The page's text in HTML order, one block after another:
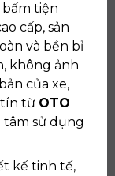
tiện
cấp, sản
và bền bỉ
không ảnh
của xe,
tín từ OTO
tâm sử dụng
kế tinh tế,